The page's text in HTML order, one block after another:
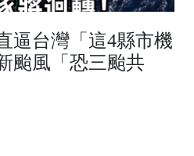
逼台灣「這4縣市機
風「恐三颱共